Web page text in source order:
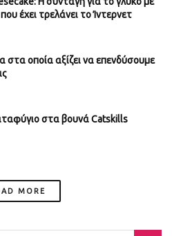
έχει τρελάνει το Ίντερνετ
οποία αξίζει να επενδύσουμε
στα βουνά Catskills
MORE